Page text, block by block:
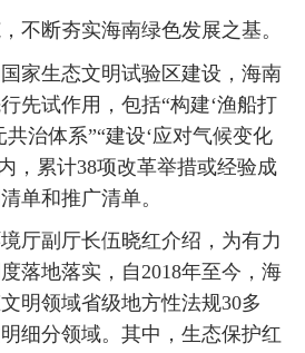
不断夯实海南绿色发展之基。
家生态文明试验区建设，海南
先试作用，包括“构建‘渔船打
治体系”“建设‘应对气候变化
，累计38项改革举措或经验成
单和推广清单。
厅副厅长伍晓红介绍，为有力
落地落实，自2018年至今，海
明领域省级地方性法规30多
细分领域。其中，生态保护红